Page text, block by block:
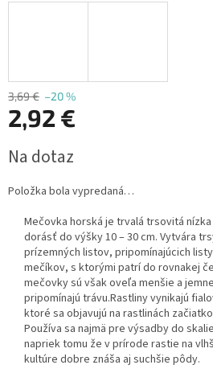
3,69 € –20 %
2,92 €
cena:
Na dotaz
Položka bola vypredaná…
Mečovka horská je trvalá trsovitá
dorásť do výšky 10 – 30 cm. Vytvára
prízemných listov, pripomínajúcich
mečíkov, s ktorými patrí do rovnakej
mečovky sú však oveľa menšie a
pripomínajú trávu.Rastliny vynikajú
ktoré sa objavujú na rastlinách
Používa sa najmä pre výsadby do
napriek tomu že v prírode rastie na
kultúre dobre znáša aj suchšie pôdy.